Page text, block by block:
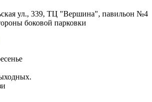
ул., 339, ТЦ "Вершина", павильон №4
боковой парковки